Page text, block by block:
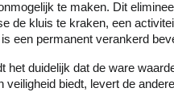
te maken. Dit
de kluis te kraken, een
een permanent verankerd
het duidelijk dat de ware
biedt, levert de